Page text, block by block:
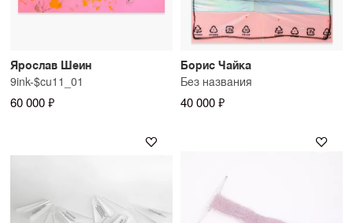
Ярослав Шеин
9ink-$cu11_01
60 000 ₽
Борис Чайка
Без названия
40 000 ₽